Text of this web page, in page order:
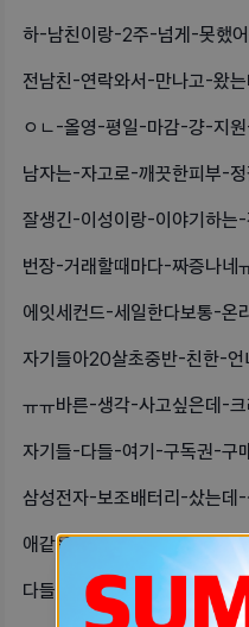
하-남친이랑-2주-넘게-못했
전남친-연락와서-만나고-왔
ㅇㄴ-올영-평일-마감-걍-지
남자는-자고로-깨끗한피부-
잘생긴-이성이랑-이야기하
번장-거래할때마다-짜증나
에잇세컨드-세일한다보통-
자기들아20살초중반-친한-
ㅠㅠ바른-생각-사고싶은데-
자기들-다들-여기-구독권-
삼성전자-보조배터리-샀는
애같은-남친-진짜-어쩌지-
다들-꿈꾸다가-이게-꿈이구